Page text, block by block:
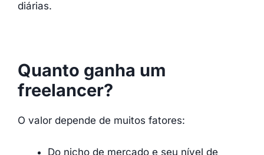
diárias.
Quanto ganha um
freelancer?
O valor depende de muitos fatores:
Do nicho de mercado e seu nível de